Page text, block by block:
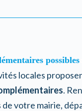
possibles
locales
.
de votre mairie,